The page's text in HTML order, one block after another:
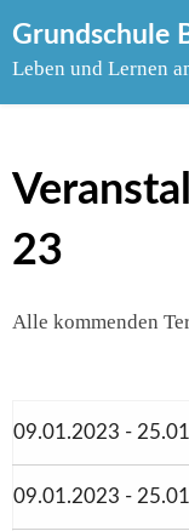
to
Grundschule
Leben und Lernen
23
Alle kommenden
09.01.2023 -
09.01.2023 -